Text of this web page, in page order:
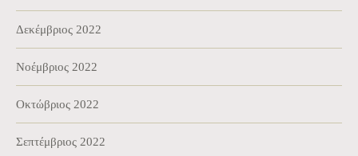
Δεκέμβριος 2022
Νοέμβριος 2022
Οκτώβριος 2022
Σεπτέμβριος 2022